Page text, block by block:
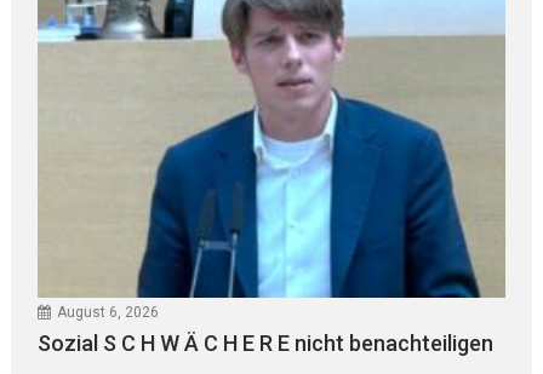
August 6, 2026
Sozial S C H W Ä C H E R E nicht benachteiligen